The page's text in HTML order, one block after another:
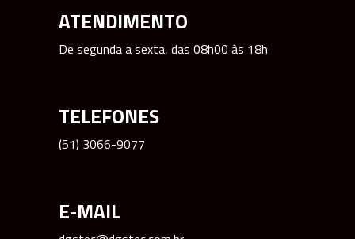
ATENDIMENTO
De segunda a sexta, das 08h00 às 18h
TELEFONES
(51) 3066-9077
E-MAIL